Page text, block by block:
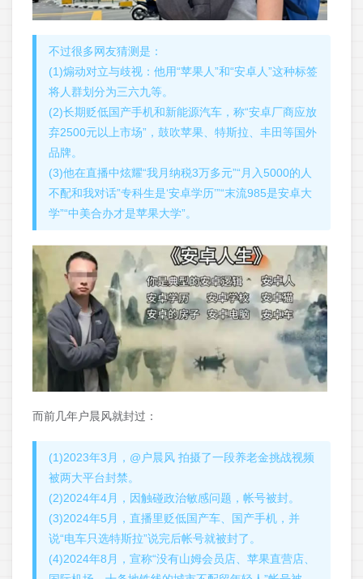
不过很多网友猜测是：
(1)煽动对立与歧视：他用“苹果人”和“安卓人”这种标签
将人群划分为三六九等。
(2)长期贬低国产手机和新能源汽车，称“安卓厂商应放
弃2500元以上市场”，鼓吹苹果、特斯拉、丰田等国外
品牌。
(3)他在直播中炫耀“我月纳税3万多元”“月入5000的人
不配和我对话”专科生是‘安卓学历’”“末流985是安卓大
学”“中美合办才是苹果大学”。
而前几年户晨风就封过：
(1)2023年3月，@户晨风 拍摄了一段养老金挑战视频
被两大平台封禁。
(2)2024年4月，因触碰政治敏感问题，帐号被封。
(3)2024年5月，直播里贬低国产车、国产手机，并
说“电车只选特斯拉”说完后帐号就被封了。
(4)2024年8月，宣称“没有山姆会员店、苹果直营店、